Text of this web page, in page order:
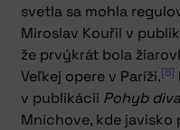
svetla sa mohla
Miroslav Kouřil v
že prvýkrát bola
Veľkej opere v Paríži.[8]
v publikácii Pohyb
Mníchove, kde javisko